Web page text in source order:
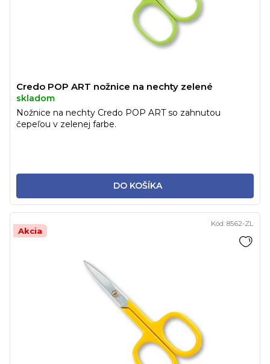
Credo POP ART nožnice na nechty zelené
skladom
DO KOŠÍKA
Nožnice na nechty Credo POP ART so zahnutou
čepeľou v zelenej farbe.
Akcia
Kód: 8562-ZL